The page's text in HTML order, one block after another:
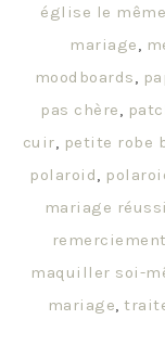
église le
mariage,
moodboards,
pas chère,
cuir, petite robe
polaroid,
mariage réussi
maquiller soi-
mariage,